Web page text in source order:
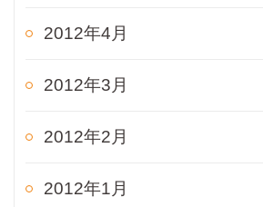
2012年4月
2012年3月
2012年2月
2012年1月